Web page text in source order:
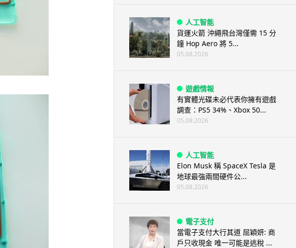
人工智能
貨運火箭 沖繩飛台灣僅需 15 分
鐘 Hop Aero 將 5...
05.08.2026
遊戲情報
有實體光碟未必代表你擁有遊戲
調查：PS5 34%、Xbox 50...
05.08.2026
人工智能
Elon Musk 稱 SpaceX Tesla 是
地球最強兩間硬件公...
05.08.2026
電子支付
當電子支付大行其道 屈穎妍: 商
戶只收現金 唯一可能是逃稅 ...